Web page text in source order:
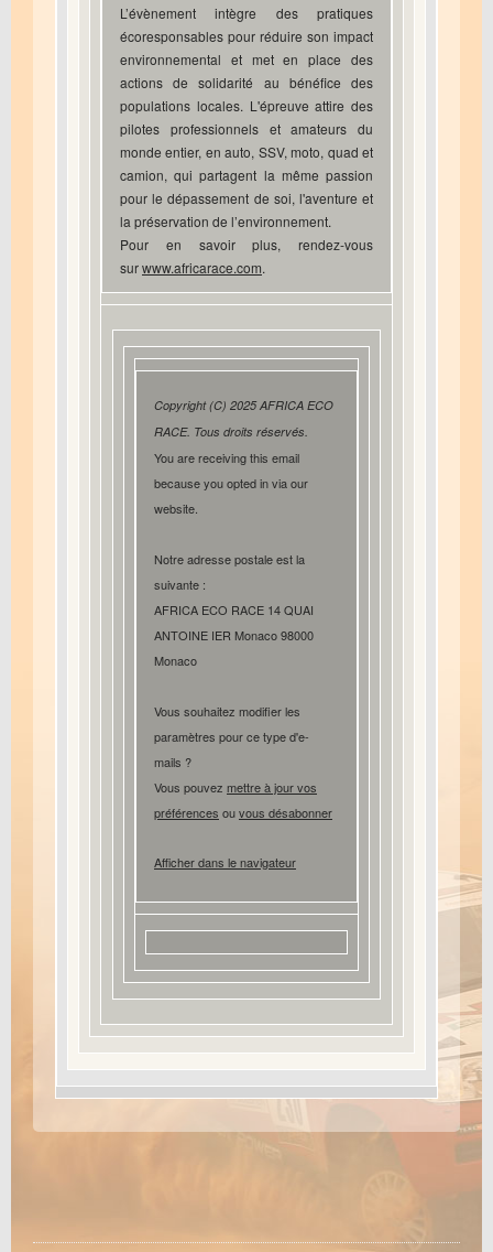
L’évènement intègre des pratiques
écoresponsables pour réduire son impact
environnemental et met en place des
actions de solidarité au bénéfice des
populations locales. L'épreuve attire des
pilotes professionnels et amateurs du
monde entier, en auto, SSV, moto, quad et
camion, qui partagent la même passion
pour le dépassement de soi, l'aventure et
la préservation de l’environnement.
Pour en savoir plus, rendez-vous
surwww.africarace.com.
Copyright (C) 2025 AFRICA ECO
RACE. Tous droits réservés.
You are receiving this email
because you opted in via our
website.
Notre adresse postale est la
suivante :
AFRICA ECO RACE 14 QUAI
ANTOINE IER Monaco 98000
Monaco
Vous souhaitez modifier les
paramètres pour ce type d'e-
mails ?
Vous pouvez mettre à jour vos
préférences ouvous désabonner
Afficher dans le navigateur